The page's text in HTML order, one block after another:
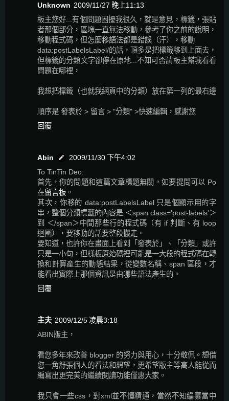
Unknown 2009/11/27 晚上11:13
板主您好...有個問題困擾我很久，就是意見，標籤，張貼
者那個部分，區塊一直無法移動，參考了你之前的說明，
移動程式碼，但怎麼移語法都是錯誤（汗），移動
data:postLabelsLabel/的話，頂多是把標籤移到上面去，
但標籤的分類文字卻停在原地...不知可否請板主幫我看看
問題在哪裡，
我想把標籤（也就我網頁中的分類）放在第一列的最右邊
順序是 發表於 > 留言 > "分類" >快速編輯，感謝您
回覆
Abin
2009/11/30 下午4:02
To TinTin Deo:
首先，你的問題和這篇文章標題無關，如要提問可以 Po
在留言板 。
其次，你移的 data:postLabelsLabel 只是個顯示用的字
串，整個分類標籤的內容是 ＜span class='post-labels'＞
到 ＜/span＞中間那些行的程式碼（有 if 判斷、有 loop
迴圈），要移動的話要整段搬走。
要知道，也許你在畫面上看到「發表於」、「分類」或許
只是一小句，但樣板原始碼裡可能是一大段的程式碼在轉
換和計算產生的動態結果，從變數名稱、span 區段，才
能看出實際上那個資訊是由哪些語法產生的。
回覆
主夫 2009/12/5 凌晨3:18
ABIN版主，
看您多年來改善 blogger 的努力與用心，十分敬佩。想借
您一角舒張個人的看法和想望，更希望版主等高人能從而
編寫出更完美的繼續閱讀功能僅惠大家。
我只會一些css，對xml並不懂精通，當然不知編纂當中